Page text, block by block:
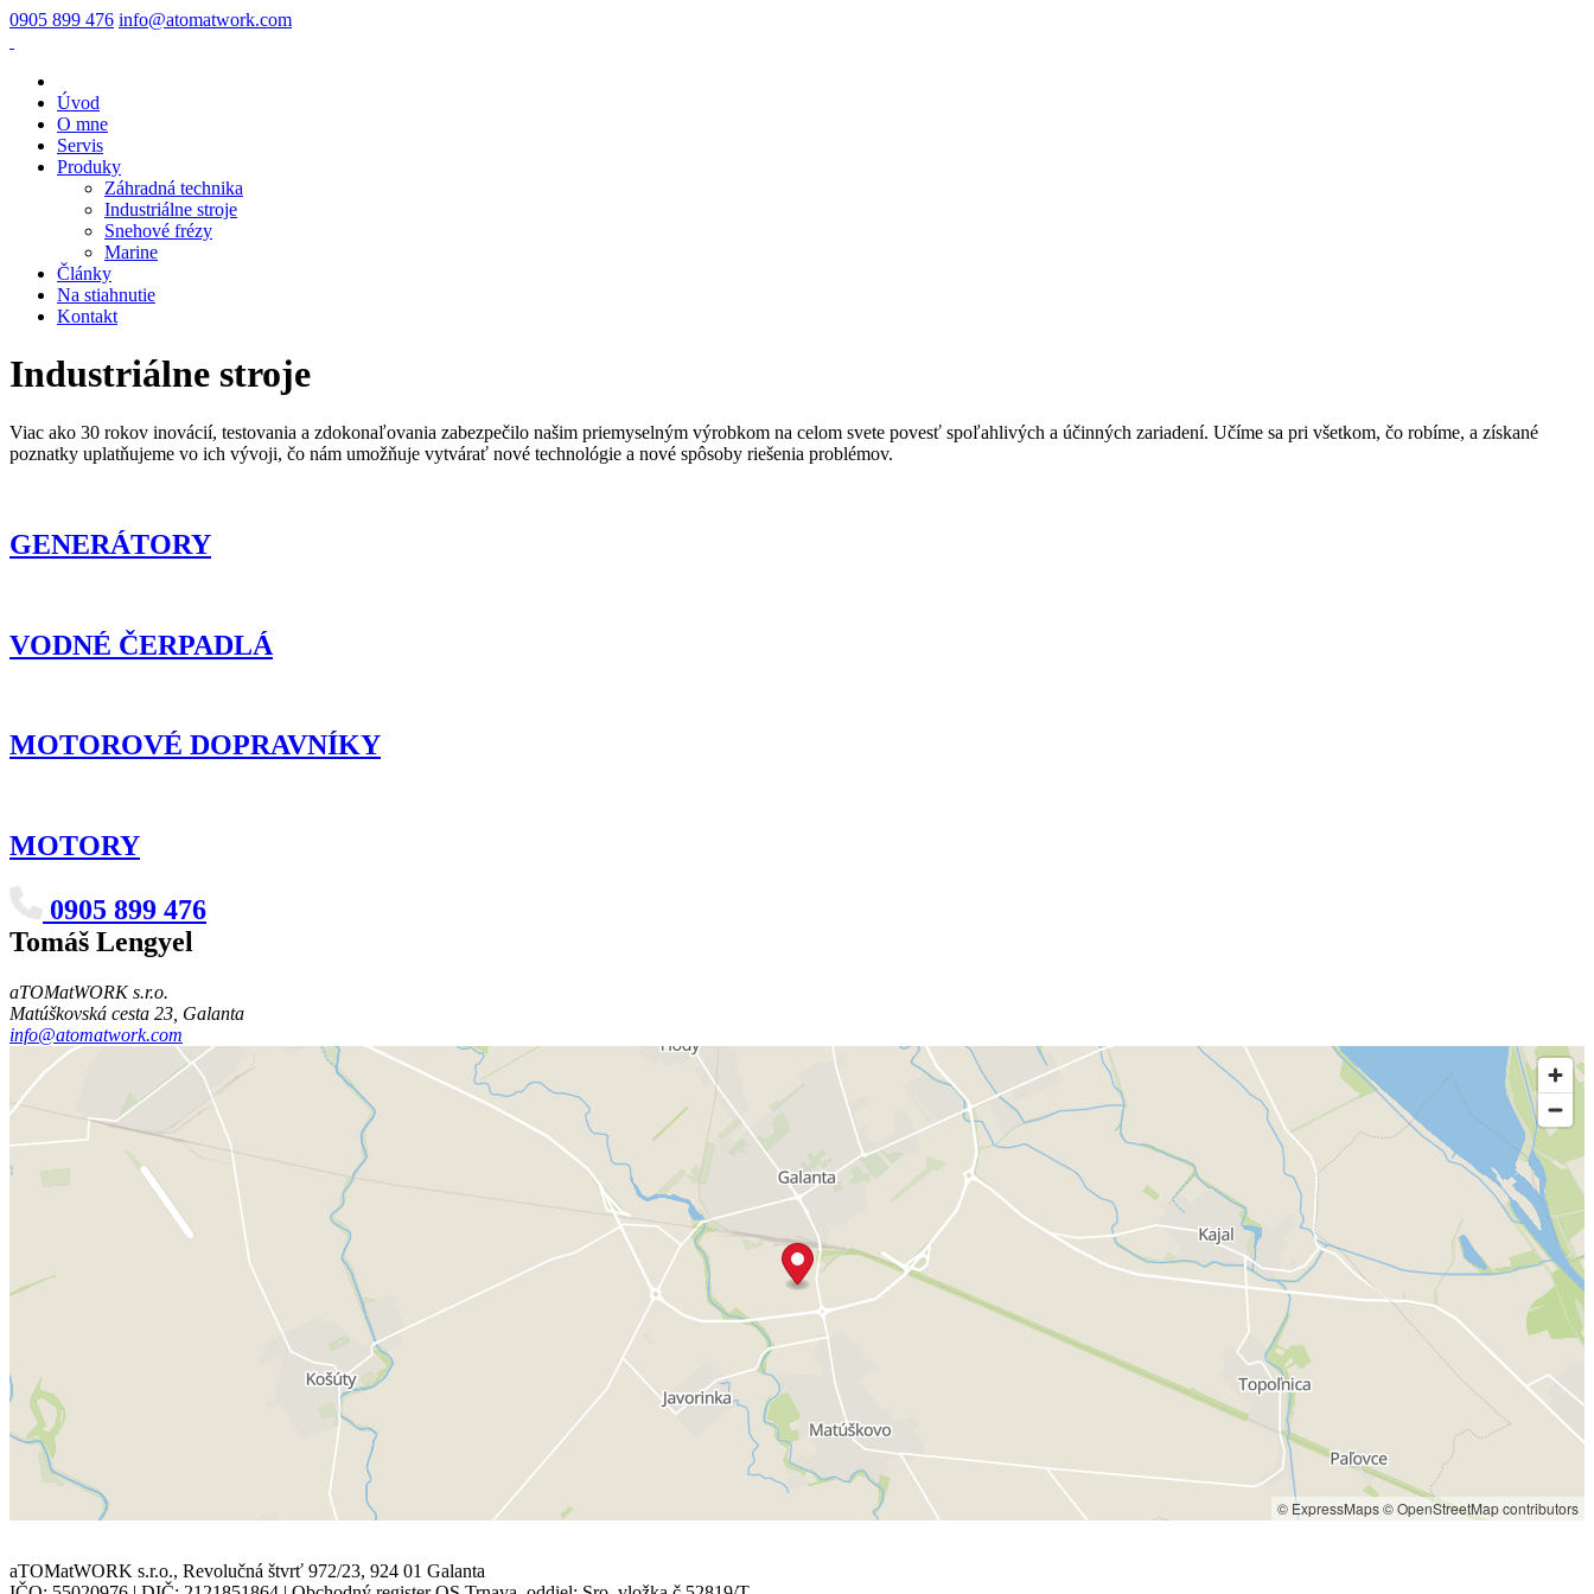
0905 899 476 info@atomatwork.com
Úvod
O mne
Servis
Produky
Záhradná technika
Industriálne stroje
Snehové frézy
Marine
Články
Na stiahnutie
Kontakt
Industriálne stroje
Viac ako 30 rokov inovácií, testovania a zdokonaľovania zabezpečilo našim priemyselným výrobkom na celom svete povesť spoľahlivých a účinných zariadení. Učíme sa pri všetkom, čo robíme, a získané
poznatky uplatňujeme vo ich vývoji, čo nám umožňuje vytvárať nové technológie a nové spôsoby riešenia problémov.
GENERÁTORY
VODNÉ ČERPADLÁ
MOTOROVÉ DOPRAVNÍKY
MOTORY
0905 899 476
Tomáš Lengyel
aTOMatWORK s.r.o.
Matúškovská cesta 23, Galanta
info@atomatwork.com
© ExpressMaps© OpenStreetMap contributors
aTOMatWORK s.r.o., Revolučná štvrť 972/23, 924 01 Galanta